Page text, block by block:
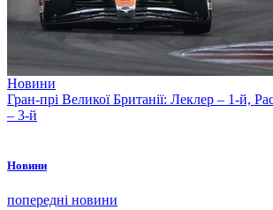
Новини
Гран-прі Великої Британії: Леклер – 1-й,
– 3-й
Новини
попередні новини